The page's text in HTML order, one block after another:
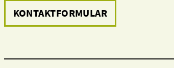
KONTAKTFORMULAR